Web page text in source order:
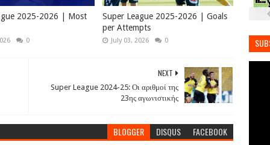
2025-2026 | Most
0
Super League 2025-2026 | Goals
per Attempts
July 03, 2026 0
NEXT
Super League 2024-25: Οι αριθμοί της
23ης αγωνιστικής
BLOGGER DISQUS FACEBOOK